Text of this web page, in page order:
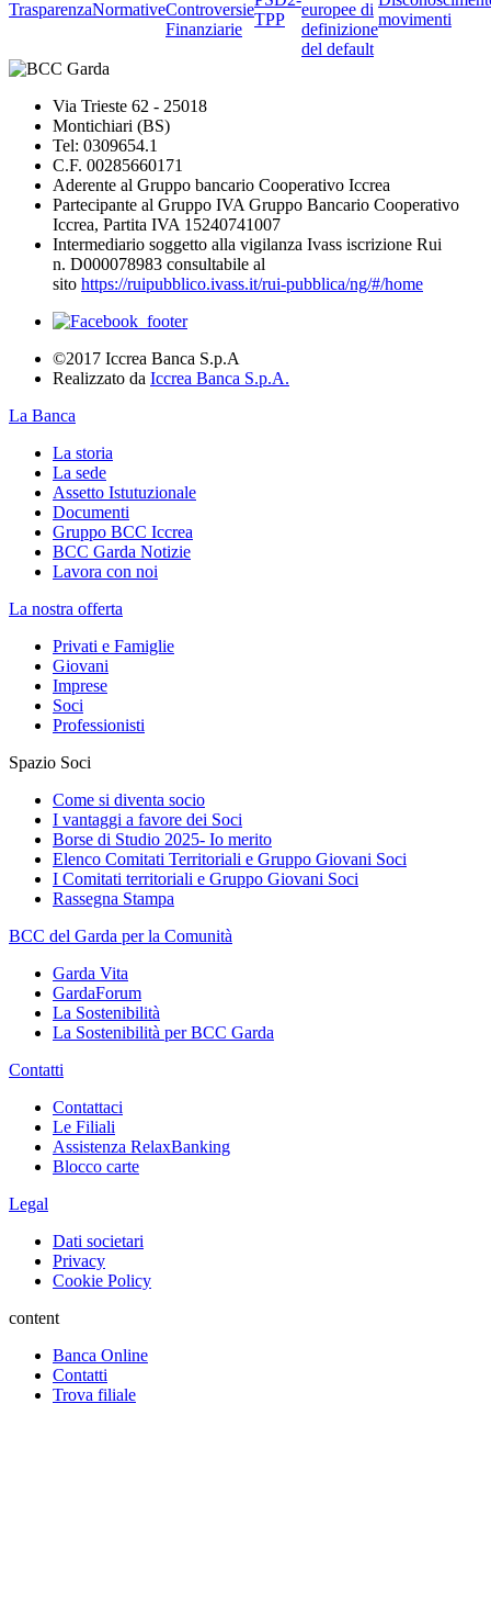
TrasparenzaNormativeControversie
Finanziarie
TPP
europee di
definizione
del default
movimenti
Via Trieste 62 - 25018
Montichiari (BS)
Tel: 0309654.1
C.F. 00285660171
Aderente al Gruppo bancario Cooperativo Iccrea
Partecipante al Gruppo IVA Gruppo Bancario Cooperativo
Iccrea, Partita IVA 15240741007
Intermediario soggetto alla vigilanza Ivass iscrizione Rui
n. D000078983 consultabile al
sito https://ruipubblico.ivass.it/rui-pubblica/ng/#/home
©2017 Iccrea Banca S.p.A
Realizzato da Iccrea Banca S.p.A.
La Banca
La storia
La sede
Assetto Istutuzionale
Documenti
Gruppo BCC Iccrea
BCC Garda Notizie
Lavora con noi
La nostra offerta
Privati e Famiglie
Giovani
Imprese
Soci
Professionisti
Spazio Soci
Come si diventa socio
I vantaggi a favore dei Soci
Borse di Studio 2025- Io merito
Elenco Comitati Territoriali e Gruppo Giovani Soci
I Comitati territoriali e Gruppo Giovani Soci
Rassegna Stampa
BCC del Garda per la Comunità
Garda Vita
GardaForum
La Sostenibilità
La Sostenibilità per BCC Garda
Contatti
Contattaci
Le Filiali
Assistenza RelaxBanking
Blocco carte
Legal
Dati societari
Privacy
Cookie Policy
content
Banca Online
Contatti
Trova filiale